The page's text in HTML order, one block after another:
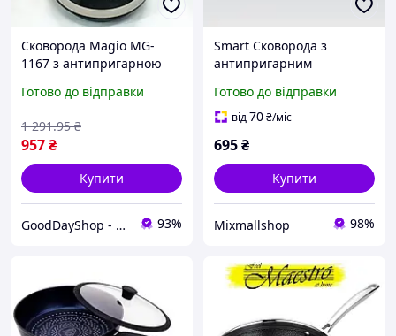
Сковорода Magio MG-
1167 з антипригарною
сковорода з індукційним
Готово до відправки
957₴
1 291.95 ₴
Купити
GoodDayShop - Онлайн магазин різноманітних товарів 93%
Smart Сковорода з
антипригарним
MR-1202-26 Сковорода з
індукційним дном без
Готово до відправки
від70₴/міс
695₴
Купити
Mixmallshop 98%